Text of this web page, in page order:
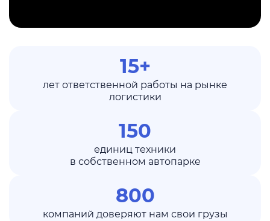
15+
лет ответственной работы на рынке
логистики
150
единиц техники
в собственном автопарке
800
компаний доверяют нам свои грузы